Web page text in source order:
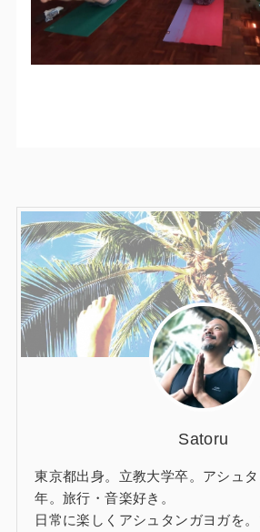
Satoru
東京都出身。立教大学卒。アシュ
年。旅行・音楽好き。
日常に楽しくアシュタンガヨガを